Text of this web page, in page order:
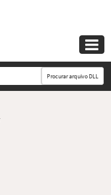

Procurar arquivo DLL